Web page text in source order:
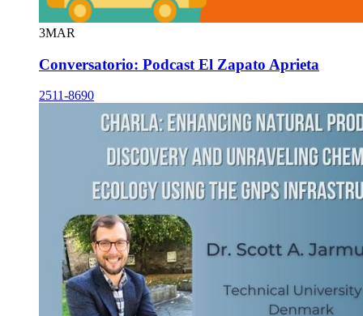
3MAR
Conversatorio: Podcast El Zapato Aprieta
2511-8690